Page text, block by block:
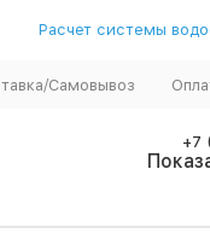
Расчет системы
Самовывоз
+7